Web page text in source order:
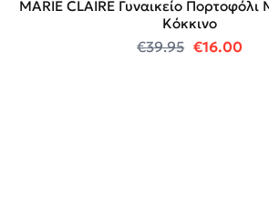
MARIE CLAIRE Γυναικείο
Κόκκινο
€39.95 Original
€16.00Η